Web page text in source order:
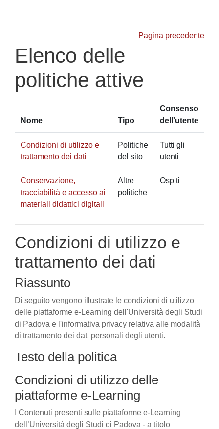
Pagina precedente
Elenco delle
politiche attive
Nome Tipo
Consenso
dell'utente
Condizioni di utilizzo e
trattamento dei dati
Politiche
del sito
Tutti gli
utenti
Conservazione,
tracciabilità e accesso ai
materiali didattici digitali
Altre
politiche
Ospiti
Condizioni di utilizzo e
trattamento dei dati
Riassunto
Di seguito vengono illustrate le condizioni di utilizzo
delle piattaforme e-Learning dell'Università degli Studi
di Padova e l'informativa privacy relativa alle modalità
di trattamento dei dati personali degli utenti.
Testo della politica
Condizioni di utilizzo delle
piattaforme e-Learning
I Contenuti presenti sulle piattaforme e-Learning
dell’Università degli Studi di Padova - a titolo